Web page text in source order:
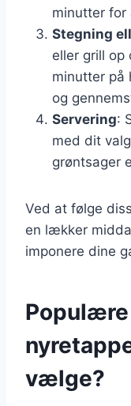
minutter for
Stegning
eller grill op
minutter på
og
Servering:
med dit
grøntsager
Ved at følge
en lækker
imponere dine
vælge?